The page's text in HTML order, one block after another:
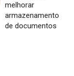
melhorar
armazenamento
de documentos